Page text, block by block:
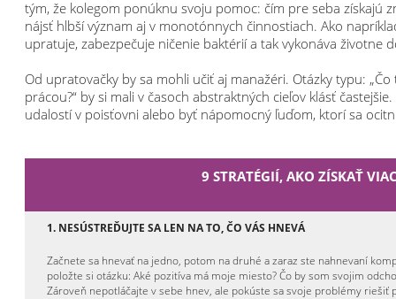
tým, že kolegom ponúknu svoju pomoc: čím pre seba získajú
nájsť hlbší význam aj v monotónnych činnostiach. Ako
upratuje, zabezpečuje ničenie baktérií a tak vykonáva životne
Od upratovačky by sa mohli učiť aj manažéri. Otázky typu:
prácou?“ by si mali v časoch abstraktných cieľov klásť
udalostí v poisťovni alebo byť nápomocný ľuďom, ktorí sa
9 STRATÉGIÍ, AKO ZÍSKAŤ
1. NESÚSTREĎUJTE SA LEN NA TO, ČO VÁS HNEVÁ
Začnete sa hnevať na jedno, potom na druhé a zaraz ste nahnevaní
položte si otázku: Aké pozitíva má moje miesto? Čo by som svojim
Zároveň nepotláčajte v sebe hnev, ale pokúste sa svoje problémy